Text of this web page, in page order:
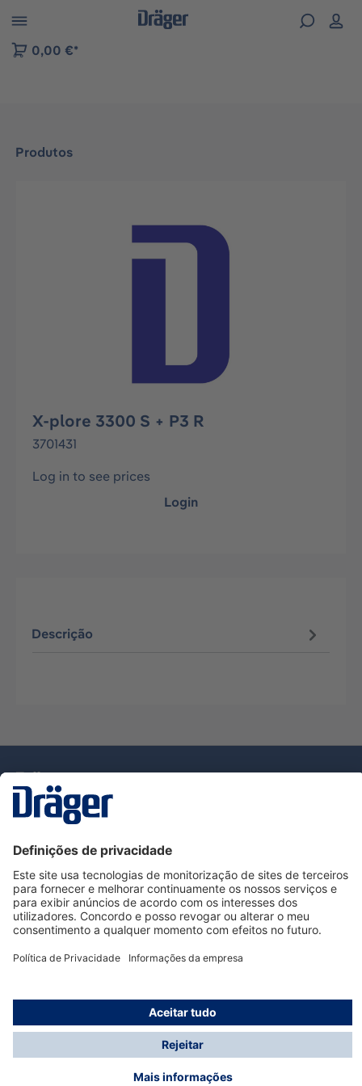
to B2B platform navigation
0,00 €*
Produtos
Ignorar galeria de imagens
X-plore 3300 S + P3 R
3701431
Log in to see prices
Login
Descrição
Serviço de Apoio ao Cliente Dräger
Utilização da loja
Informações
© Dräger Portugal, Lda, 2024
* Todos os preços excl. IVA mais
possíveis taxas de entrega, se não for indicado o